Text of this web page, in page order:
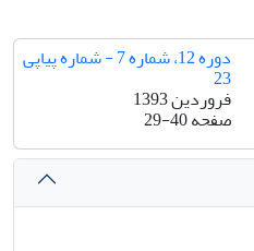
دوره 12، شماره 7 - شماره پیاپی
23
فروردین 1393
صفحه29-40